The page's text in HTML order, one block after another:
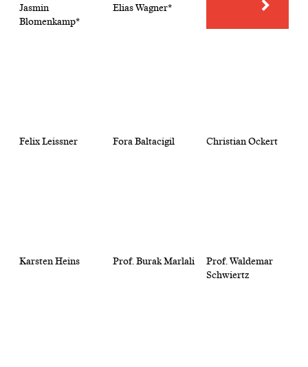
Jasmin
Blomenkamp*
Elias Wagner*
Felix Leissner Fora Baltacigil Christian Ockert
Karsten Heins Prof. Burak Marlali
Prof. Waldemar
Schwiertz